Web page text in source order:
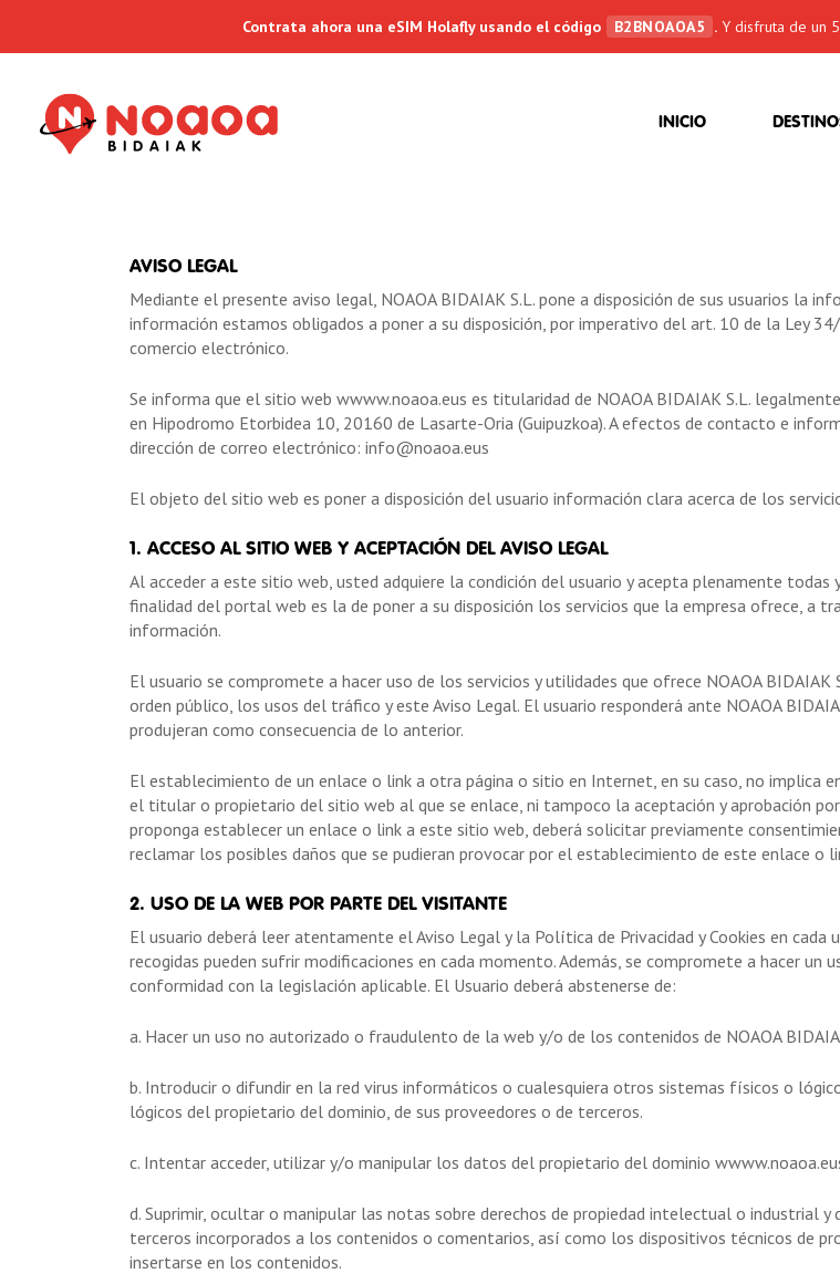
Contrata ahora una eSIM Holafly usando el código B2BNOAOA5 . Y disfruta de un
INICIO(CURRENT)
AVISO LEGAL
Mediante el presente aviso legal, NOAOA BIDAIAK S.L. pone a disposición de sus usuarios la
información estamos obligados a poner a su disposición, por imperativo del art. 10 de la Ley
comercio electrónico.
Se informa que el sitio web wwww.noaoa.eus es titularidad de NOAOA BIDAIAK S.L.
en Hipodromo Etorbidea 10, 20160 de Lasarte-Oria (Guipuzkoa). A efectos de contacto e
dirección de correo electrónico: info@noaoa.eus
El objeto del sitio web es poner a disposición del usuario información clara acerca de los
1. ACCESO AL SITIO WEB Y ACEPTACIÓN DEL AVISO LEGAL
Al acceder a este sitio web, usted adquiere la condición del usuario y acepta plenamente todas
finalidad del portal web es la de poner a su disposición los servicios que la empresa ofrece, a
información.
El usuario se compromete a hacer uso de los servicios y utilidades que ofrece NOAOA
orden público, los usos del tráfico y este Aviso Legal. El usuario responderá ante NOAOA
produjeran como consecuencia de lo anterior.
El establecimiento de un enlace o link a otra página o sitio en Internet, en su caso, no implica
el titular o propietario del sitio web al que se enlace, ni tampoco la aceptación y aprobación
proponga establecer un enlace o link a este sitio web, deberá solicitar previamente
reclamar los posibles daños que se pudieran provocar por el establecimiento de este enlace o
2. USO DE LA WEB POR PARTE DEL VISITANTE
El usuario deberá leer atentamente el Aviso Legal y la Política de Privacidad y Cookies en
recogidas pueden sufrir modificaciones en cada momento. Además, se compromete a hacer
conformidad con la legislación aplicable. El Usuario deberá abstenerse de:
a. Hacer un uso no autorizado o fraudulento de la web y/o de los contenidos de NOAOA
b. Introducir o difundir en la red virus informáticos o cualesquiera otros sistemas físicos o
lógicos del propietario del dominio, de sus proveedores o de terceros.
c. Intentar acceder, utilizar y/o manipular los datos del propietario del dominio
d. Suprimir, ocultar o manipular las notas sobre derechos de propiedad intelectual o industrial
terceros incorporados a los contenidos o comentarios, así como los dispositivos técnicos de
insertarse en los contenidos.